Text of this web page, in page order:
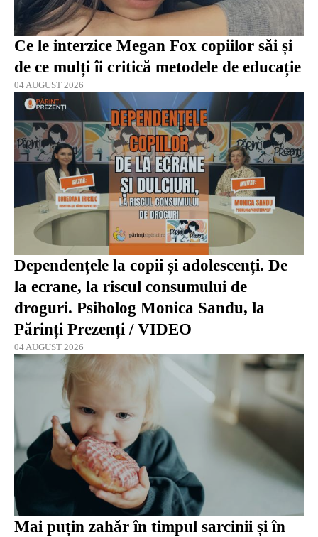
Ce le interzice Megan Fox copiilor săi și
de ce mulți îi critică metodele de educație
04 AUGUST 2026
Dependențele la copii și adolescenți. De
la ecrane, la riscul consumului de
droguri. Psiholog Monica Sandu, la
Părinți Prezenți / VIDEO
04 AUGUST 2026
Mai puțin zahăr în timpul sarcinii și în